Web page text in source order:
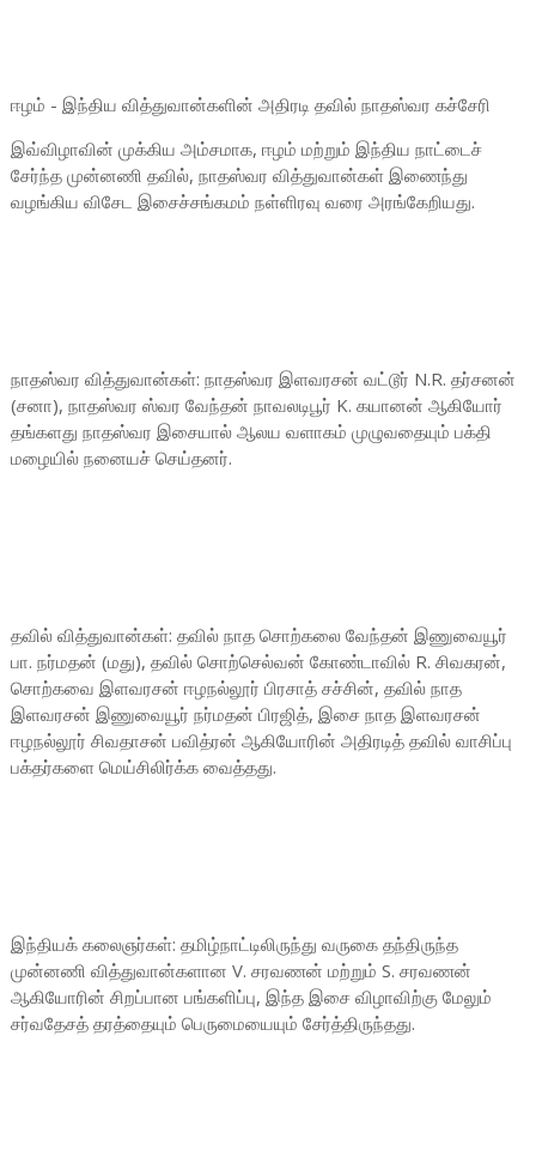
ஈழம் - இந்திய வித்துவான்களின் அதிரடி தவில் நாதஸ்வர கச்சேரி
இவ்விழாவின் முக்கிய அம்சமாக, ஈழம் மற்றும் இந்திய நாட்டைச்
சேர்ந்த முன்னணி தவில், நாதஸ்வர வித்துவான்கள் இணைந்து
வழங்கிய விசேட இசைச்சங்கமம் நள்ளிரவு வரை அரங்கேறியது.
நாதஸ்வர வித்துவான்கள்: நாதஸ்வர இளவரசன் வட்டூர் N.R. தர்சனன்
(சனா), நாதஸ்வர ஸ்வர வேந்தன் நாவலடிபூர் K. கயானன் ஆகியோர்
தங்களது நாதஸ்வர இசையால் ஆலய வளாகம் முழுவதையும் பக்தி
மழையில் நனையச் செய்தனர்.
தவில் வித்துவான்கள்: தவில் நாத சொற்கலை வேந்தன் இணுவையூர்
பா. நர்மதன் (மது), தவில் சொற்செல்வன் கோண்டாவில் R. சிவகரன்,
சொற்கவை இளவரசன் ஈழநல்லூர் பிரசாத் சச்சின், தவில் நாத
இளவரசன் இணுவையூர் நர்மதன் பிரஜித், இசை நாத இளவரசன்
ஈழநல்லூர் சிவதாசன் பவித்ரன் ஆகியோரின் அதிரடித் தவில் வாசிப்பு
பக்தர்களை மெய்சிலிர்க்க வைத்தது.
இந்தியக் கலைஞர்கள்: தமிழ்நாட்டிலிருந்து வருகை தந்திருந்த
முன்னணி வித்துவான்களான V. சரவணன் மற்றும் S. சரவணன்
ஆகியோரின் சிறப்பான பங்களிப்பு, இந்த இசை விழாவிற்கு மேலும்
சர்வதேசத் தரத்தையும் பெருமையையும் சேர்த்திருந்தது.